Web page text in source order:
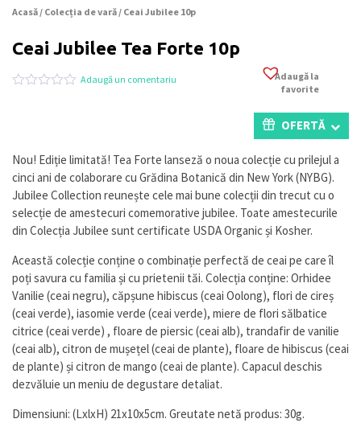
Acasă / Colecția de vară / Ceai Jubilee 10p
Ceai Jubilee Tea Forte 10p
pe
a
evaluări
la
clienți
Adaugă un comentariu
Adaugă la
favorite
OFERTĂ
Nou! Ediție limitată! Tea Forte lanseză o noua colecție cu prilejul a
cinci ani de colaborare cu Grădina Botanică din New York (NYBG).
Jubilee Collection reunește cele mai bune colecții din trecut cu o
selecție de amestecuri comemorative jubilee. Toate amestecurile
din Colecția Jubilee sunt certificate USDA Organic și Kosher.
Această colecție conține o combinație perfectă de ceai pe care îl
poți savura cu familia și cu prietenii tăi. Colecția conține: Orhidee
Vanilie (ceai negru), căpșune hibiscus (ceai Oolong), flori de cireș
(ceai verde), iasomie verde (ceai verde), miere de flori sălbatice
citrice (ceai verde) , floare de piersic (ceai alb), trandafir de vanilie
(ceai alb), citron de mușețel (ceai de plante), floare de hibiscus (ceai
de plante) și citron de mango (ceai de plante). Capacul deschis
dezvăluie un meniu de degustare detaliat.
Dimensiuni: (LxlxH) 21x10x5cm. Greutate netă produs: 30g.